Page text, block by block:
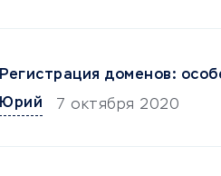
Регистрация доменов:
Юрий
7 октября 2020